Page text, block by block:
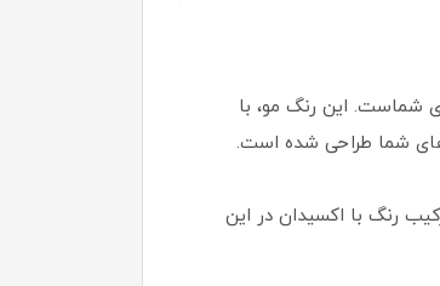
شماست. این رنگ مو، با
شما طراحی شده است.
نسبت ترکیب رنگ با اکسیدان در این